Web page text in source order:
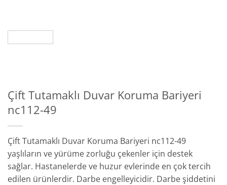
Çift Tutamaklı Duvar Koruma Bariyeri
nc112-49
Çift Tutamaklı Duvar Koruma Bariyeri nc112-49
yaşlıların ve yürüme zorluğu çekenler için destek
sağlar. Hastanelerde ve huzur evlerinde en çok tercih
edilen ürünlerdir. Darbe engelleyicidir. Darbe şiddetini